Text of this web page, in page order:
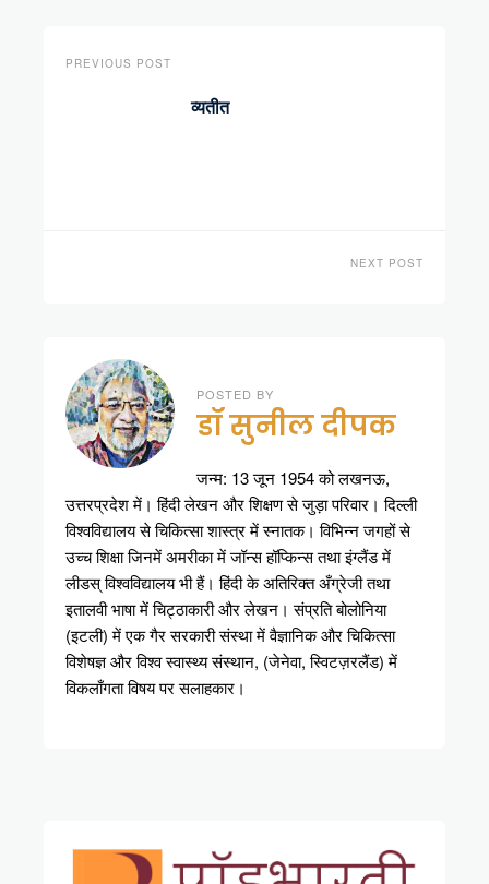
PREVIOUS POST
व्यतीत
NEXT POST
POSTED BY
डॉ सुनील दीपक
जन्म: 13 जून 1954 को लखनऊ,
उत्तरप्रदेश में। हिंदी लेखन और शिक्षण से जुड़ा परिवार। दिल्ली
विश्वविद्यालय से चिकित्सा शास्त्र में स्नातक। विभिन्न जगहों से
उच्च शिक्षा जिनमें अमरीका में जॉन्स हॉप्किन्स तथा इंग्लैंड में
लीडस् विश्वविद्यालय भी हैं। हिंदी के अतिरिक्त अँग्रेजी तथा
इतालवी भाषा में चिट्ठाकारी और लेखन। संप्रति बोलोनिया
(इटली) में एक गैर सरकारी संस्था में वैज्ञानिक और चिकित्सा
विशेषज्ञ और विश्व स्वास्थ्य संस्थान, (जेनेवा, स्विटज़रलैंड) में
विकलाँगता विषय पर सलाहकार।